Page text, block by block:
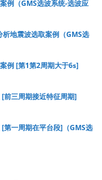
例（GMS选波系统-选波应
地震波选取案例（GMS选
例 [第1第2周期大于6s]
前三周期接近特征周期]
一周期在平台段]（GMS选